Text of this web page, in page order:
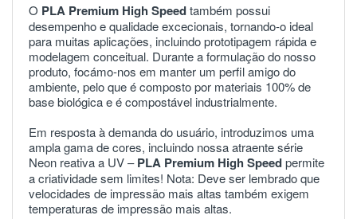
O PLA Premium High Speedtambém possui
desempenhoequalidadeexcecionais, tornando-o ideal
para muitas aplicações, incluindoprototipagem rápidae
modelagem conceitual. Duranteaformulaçãodo nosso
produto, focámo-nos em manter um perfilamigodo
ambiente, peloqueécompostopor materiais 100%de
basebiológicaeécompostável industrialmente.
Em respostaàdemandado usuário, introduzimos uma
amplagamadecores, incluindo nossaatraentesérie
Neon reativaa UV– PLA Premium High Speedpermite
acriatividadesem limites! Nota: Deveser lembradoque
velocidades de impressão mais altas também exigem
temperaturas de impressão mais altas.